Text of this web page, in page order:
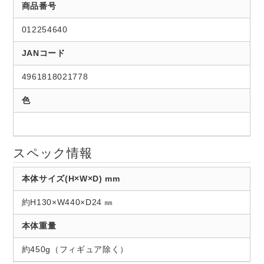
商品番号
012254640
JANコード
4961818021778
色
スペック情報
本体サイズ(H×W×D) mm
約H130×W440×D24 ㎜
本体重量
約450g（フィギュア除く）